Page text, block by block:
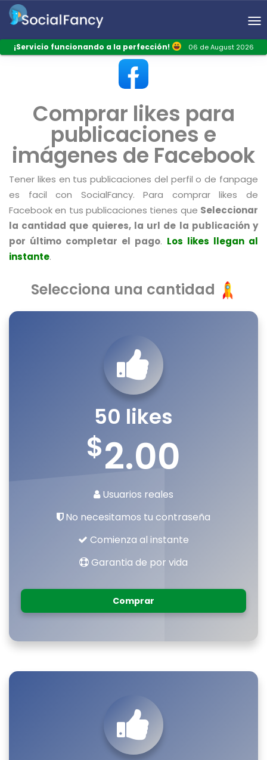
¡Servicio funcionando a la perfección! 06 de August 2026
Comprar likes para
publicaciones e
imágenes de Facebook
Tener likes en tus publicaciones del perfil o de fanpage
es facil con SocialFancy. Para comprar likes de
Facebook en tus publicaciones tienes que Seleccionar
la cantidad que quieres, la url de la publicación y
por último completar el pago. Los likes llegan al
instante.
Selecciona una cantidad
50 likes
$2.00
Usuarios reales
No necesitamos tu contraseña
Comienza al instante
Garantia de por vida
Comprar